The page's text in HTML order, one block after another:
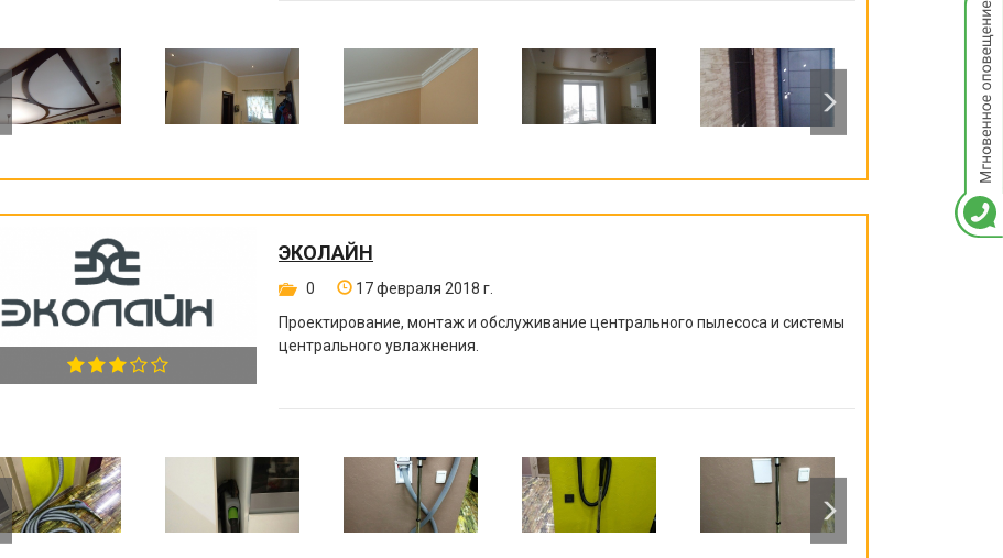
ЭКОЛАЙН
0
17 февраля 2018 г.
Проектирование, монтаж и обслуживание центрального пылесоса и системы
центрального увлажнения.